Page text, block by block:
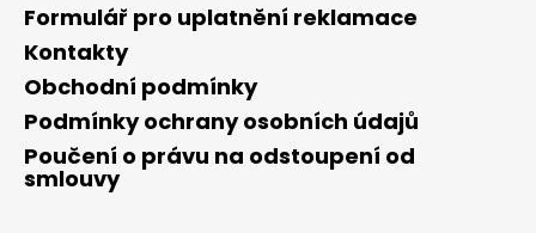
Formulář pro uplatnění reklamace
Kontakty
Obchodní podmínky
Podmínky ochrany osobních údajů
Poučení o právu na odstoupení od
smlouvy